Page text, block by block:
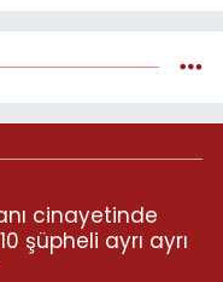
cinayetinde
şüpheli ayrı ayrı